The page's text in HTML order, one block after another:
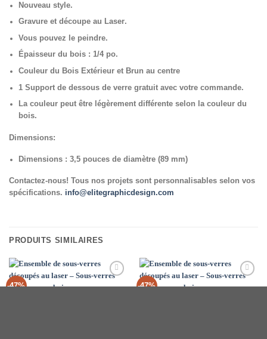
Nouveau style.
Gravure et découpe au Laser.
Vous pouvez le peindre.
Épaisseur du bois : 1/4 po.
Couleur du Bois Extérieur et Brun au centre
1 Support de dessous de verre gratuit avec votre commande.
La couleur peut être légèrement différente selon la couleur du
bois.
Dimensions:
Dimensions : 3,5 pouces de diamètre (89 mm)
Contactez-nous! Tous nos projets sont personnalisables selon vos
spécifications. info@elitegraphicdesign.com
PRODUITS SIMILAIRES
-47%
Wishlist
-47%
Wishlist